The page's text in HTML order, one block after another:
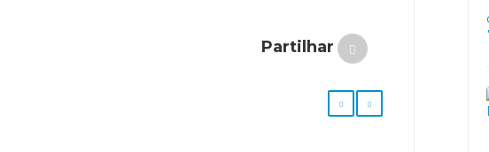
Partilhar